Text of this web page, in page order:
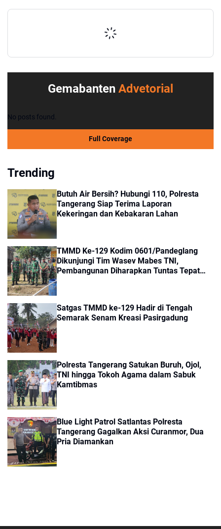
Gemabanten Advetorial
No posts found.
Full Coverage
Trending
Butuh Air Bersih? Hubungi 110, Polresta
Tangerang Siap Terima Laporan
Kekeringan dan Kebakaran Lahan
TMMD Ke-129 Kodim 0601/Pandeglang
Dikunjungi Tim Wasev Mabes TNI,
Pembangunan Diharapkan Tuntas Tepat
Satgas TMMD ke-129 Hadir di Tengah
Semarak Senam Kreasi Pasirgadung
Polresta Tangerang Satukan Buruh, Ojol,
TNI hingga Tokoh Agama dalam Sabuk
Kamtibmas
Blue Light Patrol Satlantas Polresta
Tangerang Gagalkan Aksi Curanmor, Dua
Pria Diamankan